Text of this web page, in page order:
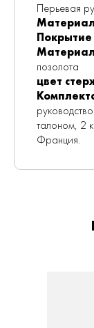
Перьевая
Покрытие
позолота
цвет
талоном, 2
Франция.